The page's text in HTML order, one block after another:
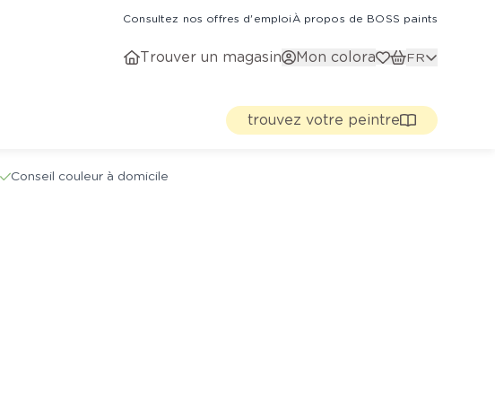
Consultez nos offres d'emploiÀ propos de BOSS paints
Trouver un magasin Mon colora FR
trouvez votre peintre
Conseil couleur à domicile